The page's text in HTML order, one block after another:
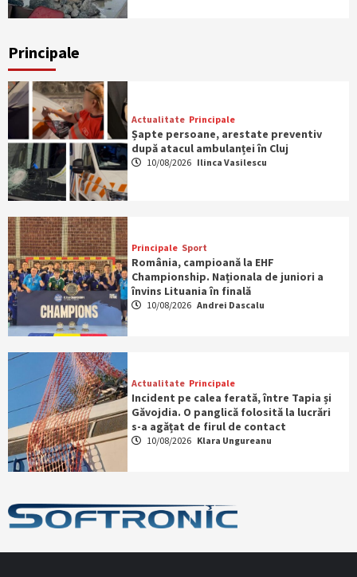
Principale
Actualitate Principale
Șapte persoane, arestate preventiv
după atacul ambulanței în Cluj
10/08/2026 Ilinca Vasilescu
Principale Sport
România, campioană la EHF
Championship. Naționala de juniori a
învins Lituania în finală
10/08/2026 Andrei Dascalu
Actualitate Principale
Incident pe calea ferată, între Tapia și
Găvojdia. O panglică folosită la lucrări
s-a agățat de firul de contact
10/08/2026 Klara Ungureanu